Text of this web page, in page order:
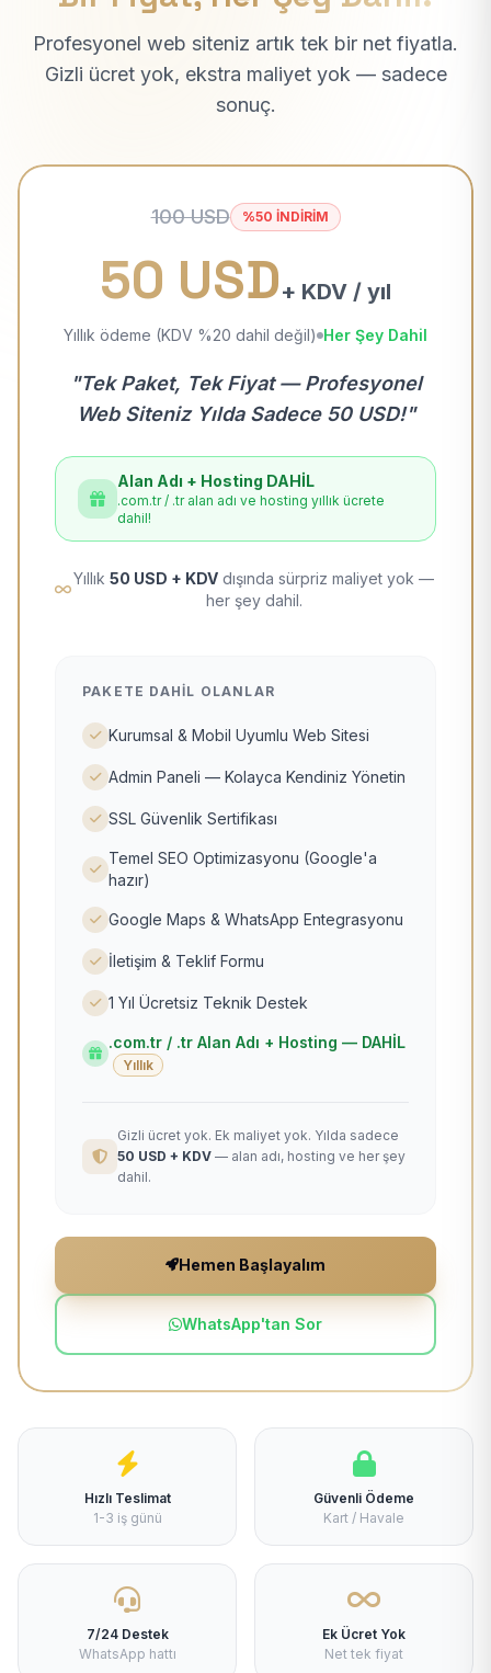
Profesyonel web siteniz artık tek bir net fiyatla.
Gizli ücret yok, ekstra maliyet yok — sadece
sonuç.
100 USD %50 İNDİRİM
50 USD+ KDV / yıl
Yıllık ödeme (KDV %20 dahil değil) Her Şey Dahil
"Tek Paket, Tek Fiyat — Profesyonel
Web Siteniz Yılda Sadece 50 USD!"
Alan Adı + Hosting DAHİL
.com.tr / .tr alan adı ve hosting yıllık ücrete
dahil!
Yıllık 50 USD + KDV dışında sürpriz maliyet yok —
her şey dahil.
PAKETE DAHIL OLANLAR
Kurumsal & Mobil Uyumlu Web Sitesi
Admin Paneli — Kolayca Kendiniz Yönetin
SSL Güvenlik Sertifikası
Temel SEO Optimizasyonu (Google'a
hazır)
Google Maps & WhatsApp Entegrasyonu
İletişim & Teklif Formu
1 Yıl Ücretsiz Teknik Destek
.com.tr / .tr Alan Adı + Hosting — DAHİL
Yıllık
Gizli ücret yok. Ek maliyet yok. Yılda sadece
50 USD + KDV — alan adı, hosting ve her şey
dahil.
Hemen Başlayalım
WhatsApp'tan Sor
Hızlı Teslimat
1-3 iş günü
Güvenli Ödeme
Kart / Havale
7/24 Destek
WhatsApp hattı
Ek Ücret Yok
Net tek fiyat